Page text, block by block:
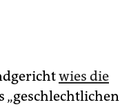
wies die
„geschlechtlichen